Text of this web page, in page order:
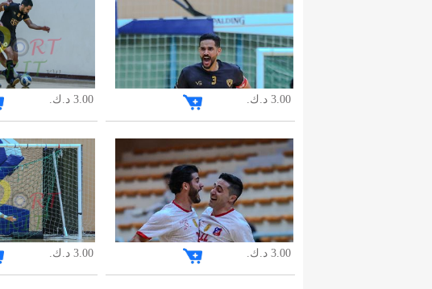
3.00 د.ك. 3.00 د.ك.
3.00 د.ك. 3.00 د.ك.